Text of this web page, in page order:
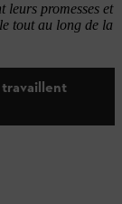
promesses et
tout au long de la
travaillent